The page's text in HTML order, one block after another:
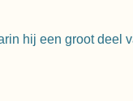
hij een groot deel